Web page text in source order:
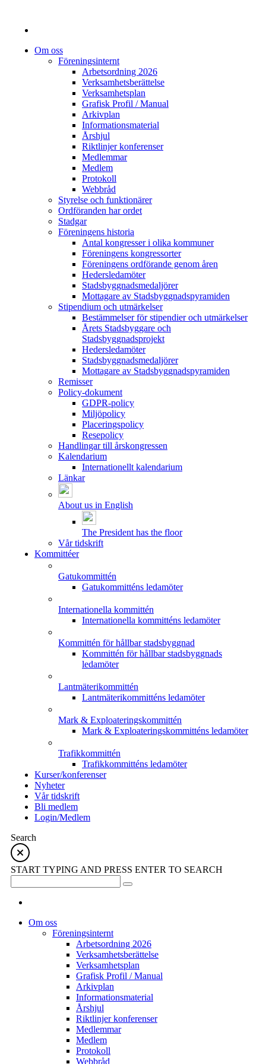
Om oss
Föreningsinternt
Arbetsordning 2026
Verksamhetsberättelse
Verksamhetsplan
Grafisk Profil / Manual
Arkivplan
Informationsmaterial
Årshjul
Riktlinjer konferenser
Medlemmar
Medlem
Protokoll
Webbråd
Styrelse och funktionärer
Ordföranden har ordet
Stadgar
Föreningens historia
Antal kongresser i olika kommuner
Föreningens kongressorter
Föreningens ordförande genom åren
Hedersledamöter
Stadsbyggnadsmedaljörer
Mottagare av Stadsbyggnadspyramiden
Stipendium och utmärkelser
Bestämmelser för stipendier och utmärkelser
Årets Stadsbyggare och
Stadsbyggnadsprojekt
Hedersledamöter
Stadsbyggnadsmedaljörer
Mottagare av Stadsbyggnadspyramiden
Remisser
Policy-dokument
GDPR-policy
Miljöpolicy
Placeringspolicy
Resepolicy
Handlingar till årskongressen
Kalendarium
Internationellt kalendarium
Länkar
About us in English
The President has the floor
Vår tidskrift
Kommittéer
Gatukommittén
Gatukommitténs ledamöter
Internationella kommittén
Internationella kommitténs ledamöter
Kommittén för hållbar stadsbyggnad
Kommittén för hållbar stadsbyggnads
ledamöter
Lantmäterikommittén
Lantmäterikommitténs ledamöter
Mark & Exploateringskommittén
Mark & Exploateringskommitténs ledamöter
Trafikkommittén
Trafikkommitténs ledamöter
Kurser/konferenser
Nyheter
Vår tidskrift
Bli medlem
Login/Medlem
Search
START TYPING AND PRESS ENTER TO SEARCH
Om oss
Föreningsinternt
Arbetsordning 2026
Verksamhetsberättelse
Verksamhetsplan
Grafisk Profil / Manual
Arkivplan
Informationsmaterial
Årshjul
Riktlinjer konferenser
Medlemmar
Medlem
Protokoll
Webbråd